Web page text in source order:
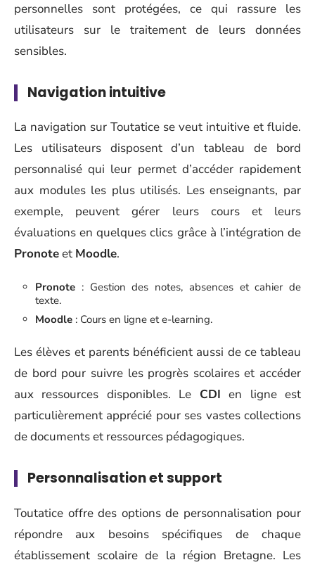
personnelles sont protégées, ce qui rassure les
utilisateurs sur le traitement de leurs données
sensibles.
Navigation intuitive
La navigation sur Toutatice se veut intuitive et fluide.
Les utilisateurs disposent d’un tableau de bord
personnalisé qui leur permet d’accéder rapidement
aux modules les plus utilisés. Les enseignants, par
exemple, peuvent gérer leurs cours et leurs
évaluations en quelques clics grâce à l’intégration de
Pronoteet Moodle.
Pronote : Gestion des notes, absences et cahier de
texte.
Moodle : Cours en ligne et e-learning.
Les élèves et parents bénéficient aussi de ce tableau
de bord pour suivre les progrès scolaires et accéder
aux ressources disponibles. Le CDI en ligne est
particulièrement apprécié pour ses vastes collections
de documents et ressources pédagogiques.
Personnalisation et support
Toutatice offre des options de personnalisation pour
répondre aux besoins spécifiques de chaque
établissement scolaire de la région Bretagne. Les